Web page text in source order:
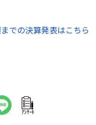
での決算発表はこちら
ｱﾝｹｰﾄ